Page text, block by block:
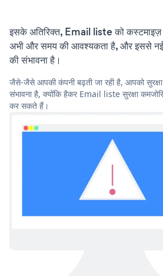
इसके अतिरिक्त, Email liste को
अभी और समय की आवश्यकता है, और इससे नई
की संभावना है।
जैसे-जैसे आपकी कंपनी बढ़ती जा रही है, आपको
संभावना है, क्योंकि हैकर Email liste सुरक्षा
कर सकते हैं।